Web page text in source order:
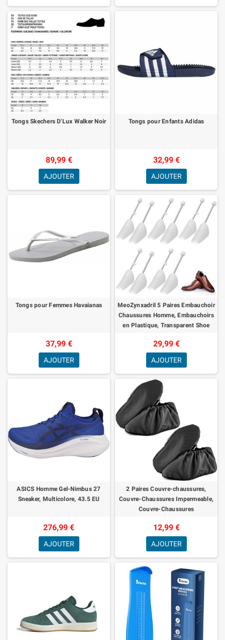
Tongs Skechers D'Lux Walker Noir
89,99 €
AJOUTER
Tongs pour Enfants Adidas
32,99 €
AJOUTER
Tongs pour Femmes Havaianas
37,99 €
AJOUTER
MeoZynxadril 5 Paires Embauchoir
Chaussures Homme, Embauchoirs
en Plastique, Transparent Shoe
Chaussure
29,99 €
AJOUTER
ASICS Homme Gel-Nimbus 27
Sneaker, Multicolore, 43.5 EU
276,99 €
AJOUTER
2 Paires Couvre-chaussures,
Couvre-Chaussures Impermeable,
Couvre-Chaussures
Couvre-Chaussures Éla
12,99 €
AJOUTER